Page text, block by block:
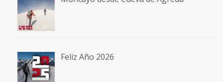
Feliz Año 2026